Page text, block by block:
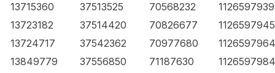
13715360
37513525 70568232
1126597939
13723182
37514420 70826677
1126597945
13724717
37542362 70977680
1126597964
13849779
37556850 71187630
1126597984